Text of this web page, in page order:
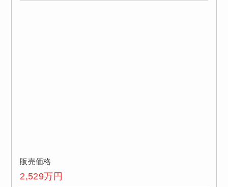
販売価格
2,529万円